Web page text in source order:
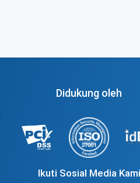
Didukung oleh
Ikuti Sosial Media Kami